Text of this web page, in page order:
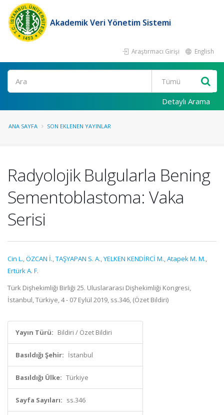
Akademik Veri Yönetim Sistemi
Araştırmacı Girişi English
Ara
Detaylı Arama
ANA SAYFA SON EKLENEN YAYINLAR
Radyolojik Bulgularla Bening
Sementoblastoma: Vaka
Serisi
Cin L.,ÖZCAN İ.,TAŞYAPAN S. A.,YELKEN KENDİRCİ M.,Atapek M. M.,
Ertürk A. F.
Türk Dişhekimliği Birliği 25. Uluslararası Dişhekimliği Kongresi,
İstanbul, Türkiye, 4 - 07 Eylül 2019, ss.346, (Özet Bildiri)
Yayın Türü: Bildiri / Özet Bildiri
Basıldığı Şehir: İstanbul
Basıldığı Ülke: Türkiye
Sayfa Sayıları: ss.346